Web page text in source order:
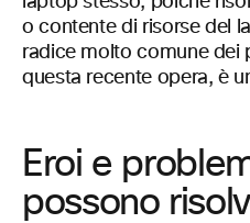
o contente di risorse del
radice molto comune dei
questa recente opera, è
Eroi e
possono